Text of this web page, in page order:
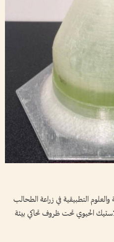
التطبيقية في زراعة الطحالب
الحيوي تحت ظروف تحاكي بيئة